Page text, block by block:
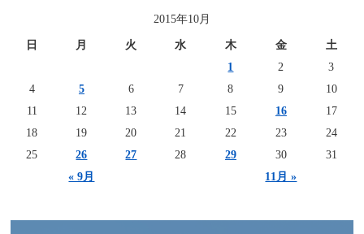
2015年10月
日 月 火 水 木 金 土
« 9月 11月 »
1 2
3
4
5 6 7 8 9
10
11
12 13 14 15 16
17
18
19 20 21 22 23
24
25
26 27 28 29 30 31